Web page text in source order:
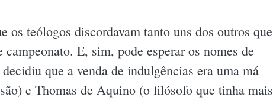
os teólogos discordavam tanto uns dos outros que
E, sim, pode esperar os nomes de
que a venda de indulgências era uma má
e Thomas de Aquino (o filósofo que tinha mais